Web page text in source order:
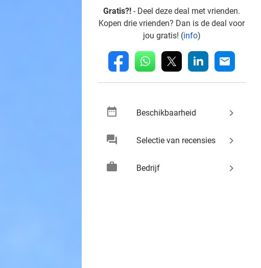
Gratis?! - Deel deze deal met vrienden.
Kopen drie vrienden? Dan is de deal voor
jou gratis! (info)
fb whatsapp linkedin mail
date_range Beschikbaarheid keyboard_arrow_right
chat Selectie van recensies keyboard_arrow_right
work Bedrijf keyboard_arrow_right